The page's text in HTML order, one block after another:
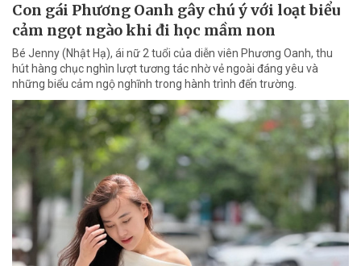
Con gái Phương Oanh gây chú ý với loạt biểu
cảm ngọt ngào khi đi học mầm non
Bé Jenny (Nhật Hạ), ái nữ 2 tuổi của diễn viên Phương Oanh, thu
hút hàng chục nghìn lượt tương tác nhờ vẻ ngoài đáng yêu và
những biểu cảm ngộ nghĩnh trong hành trình đến trường.